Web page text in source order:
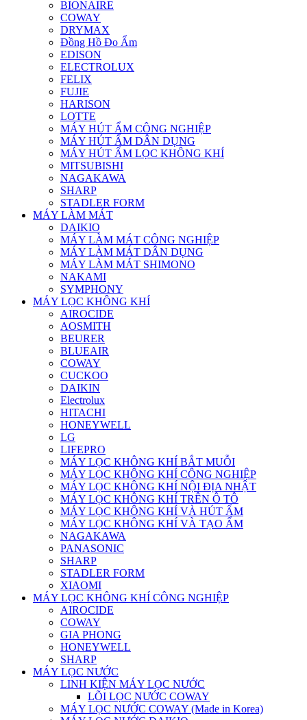
BIONAIRE
COWAY
DRYMAX
Đồng Hồ Đo Ẩm
EDISON
ELECTROLUX
FELIX
FUJIE
HARISON
LOTTE
MÁY HÚT ẨM CÔNG NGHIỆP
MÁY HÚT ẨM DÂN DỤNG
MÁY HÚT ẨM LỌC KHÔNG KHÍ
MITSUBISHI
NAGAKAWA
SHARP
STADLER FORM
MÁY LÀM MÁT
DAIKIO
MÁY LÀM MÁT CÔNG NGHIỆP
MÁY LÀM MÁT DÂN DỤNG
MÁY LÀM MÁT SHIMONO
NAKAMI
SYMPHONY
MÁY LỌC KHÔNG KHÍ
AIROCIDE
AOSMITH
BEURER
BLUEAIR
COWAY
CUCKOO
DAIKIN
Electrolux
HITACHI
HONEYWELL
LG
LIFEPRO
MÁY LỌC KHÔNG KHÍ BẮT MUỖI
MÁY LỌC KHÔNG KHÍ CÔNG NGHIỆP
MÁY LỌC KHÔNG KHÍ NỘI ĐỊA NHẬT
MÁY LỌC KHÔNG KHÍ TRÊN Ô TÔ
MÁY LỌC KHÔNG KHÍ VÀ HÚT ẨM
MÁY LỌC KHÔNG KHÍ VÀ TẠO ẨM
NAGAKAWA
PANASONIC
SHARP
STADLER FORM
XIAOMI
MÁY LỌC KHÔNG KHÍ CÔNG NGHIỆP
AIROCIDE
COWAY
GIA PHONG
HONEYWELL
SHARP
MÁY LỌC NƯỚC
LINH KIỆN MÁY LỌC NƯỚC
LÕI LỌC NƯỚC COWAY
MÁY LỌC NƯỚC COWAY (Made in Korea)